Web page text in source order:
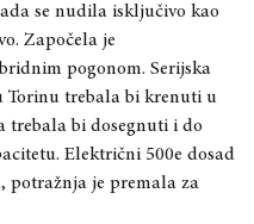
se nudila isključivo kao
Započela je
pogonom. Serijska
trebala bi krenuti u
trebala bi dosegnuti i do
Električni 500e dosad
potražnja je premala za